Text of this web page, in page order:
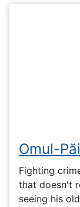
Omul-
Fighting
that doesn't
seeing his